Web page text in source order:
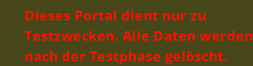
Dieses Portal dient nur zu
Testzwecken. Alle Daten werden
nach der Testphase gelöscht.